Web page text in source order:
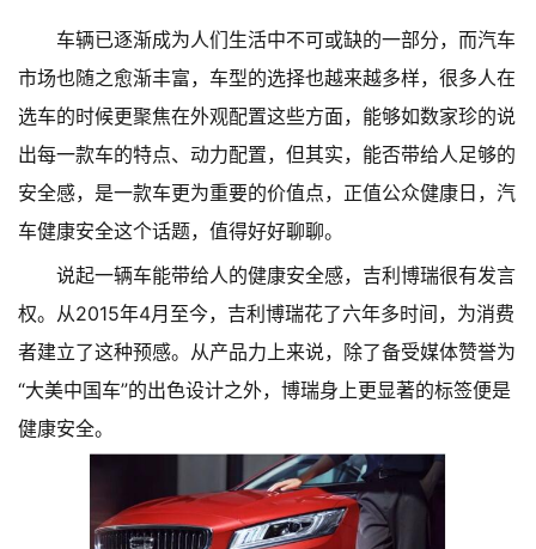
车辆已逐渐成为人们生活中不可或缺的一部分，而汽车
市场也随之愈渐丰富，车型的选择也越来越多样，很多人在
选车的时候更聚焦在外观配置这些方面，能够如数家珍的说
出每一款车的特点、动力配置，但其实，能否带给人足够的
安全感，是一款车更为重要的价值点，正值公众健康日，汽
车健康安全这个话题，值得好好聊聊。
说起一辆车能带给人的健康安全感，吉利博瑞很有发言
权。从2015年4月至今，吉利博瑞花了六年多时间，为消费
者建立了这种预感。从产品力上来说，除了备受媒体赞誉为
“大美中国车”的出色设计之外，博瑞身上更显著的标签便是
健康安全。